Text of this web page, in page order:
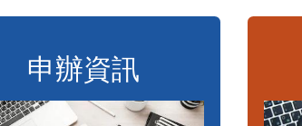
申辦資訊